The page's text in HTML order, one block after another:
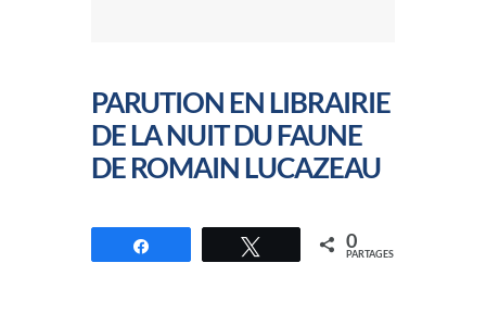
PARUTION EN LIBRAIRIE
DE LA NUIT DU FAUNE
DE ROMAIN LUCAZEAU
Tweetez 0
PARTAGES